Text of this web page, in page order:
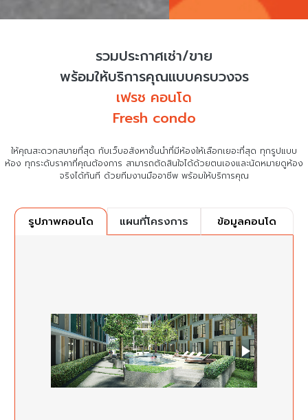
รวมประกาศเช่า/ขาย
พร้อมให้บริการคุณแบบครบวงจร
เฟรช คอนโด
Fresh condo
ให้คุณสะดวกสบายที่สุด กับเว็บอสังหาชั้นนำที่มีห้องให้เลือกเยอะที่สุด ทุกรูปแบบ
ห้อง ทุกระดับราคาที่คุณต้องการ สามารถตัดสินใจได้ด้วยตนเองและนัดหมายดูห้อง
จริงได้ทันที ด้วยทีมงานมืออาชีพ พร้อมให้บริการคุณ
รูปภาพคอนโด แผนที่โครงการ ข้อมูลคอนโด